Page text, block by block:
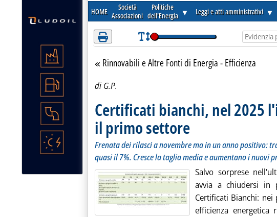
HOME
Società
Associazioni
Politiche
dell'Energia ▼ Leggi e atti amministrativi ▼
Torna alla sezione
Rinnovabili e Altre Fonti di Energia - Efficienza
di G.P.
Certificati bianchi, nel 2025
il primo settore
Frenata dei rilasci a novembre ma in un anno positivo:
quasi il 7%. Cresce la taglia media e aumentano i nuovi
Salvo sorprese
avvia a chiudersi in
Certificati Bianchi:
efficienza energetica